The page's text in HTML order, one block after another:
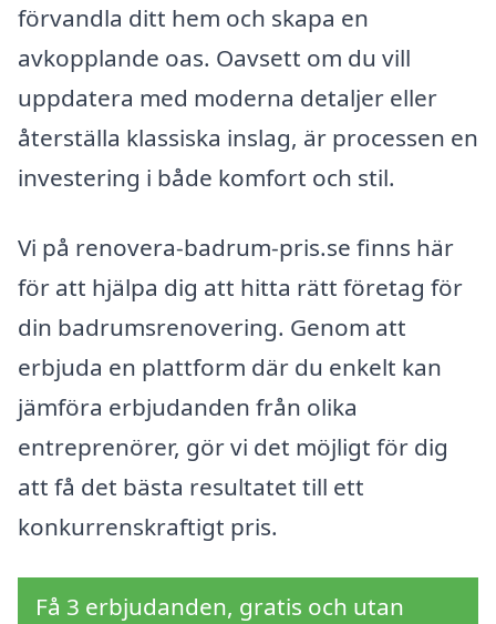
förvandla ditt hem och skapa en
avkopplande oas. Oavsett om du vill
uppdatera med moderna detaljer eller
återställa klassiska inslag, är processen en
investering i både komfort och stil.
Vi på renovera-badrum-pris.se finns här
för att hjälpa dig att hitta rätt företag för
din badrumsrenovering. Genom att
erbjuda en plattform där du enkelt kan
jämföra erbjudanden från olika
entreprenörer, gör vi det möjligt för dig
att få det bästa resultatet till ett
konkurrenskraftigt pris.
Få 3 erbjudanden, gratis och utan